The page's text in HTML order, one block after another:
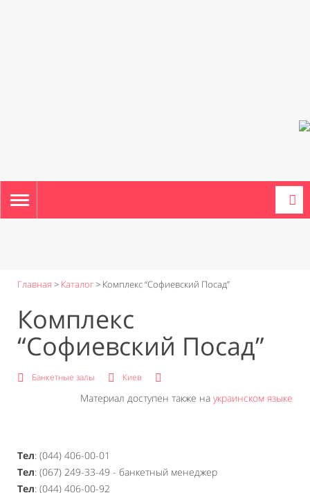
TOGGLE
NAVIGATION
Главная > Каталог> Комплекс “Софиевский Посад”
Комплекс
“Софиевский Посад”
Банкетные залы Киев
Материал доступен также на украинском языке
Тел: (044) 406-00-01
Тел: (067) 249-33-49 - банкетный менеджер
Тел: (044) 406-00-92